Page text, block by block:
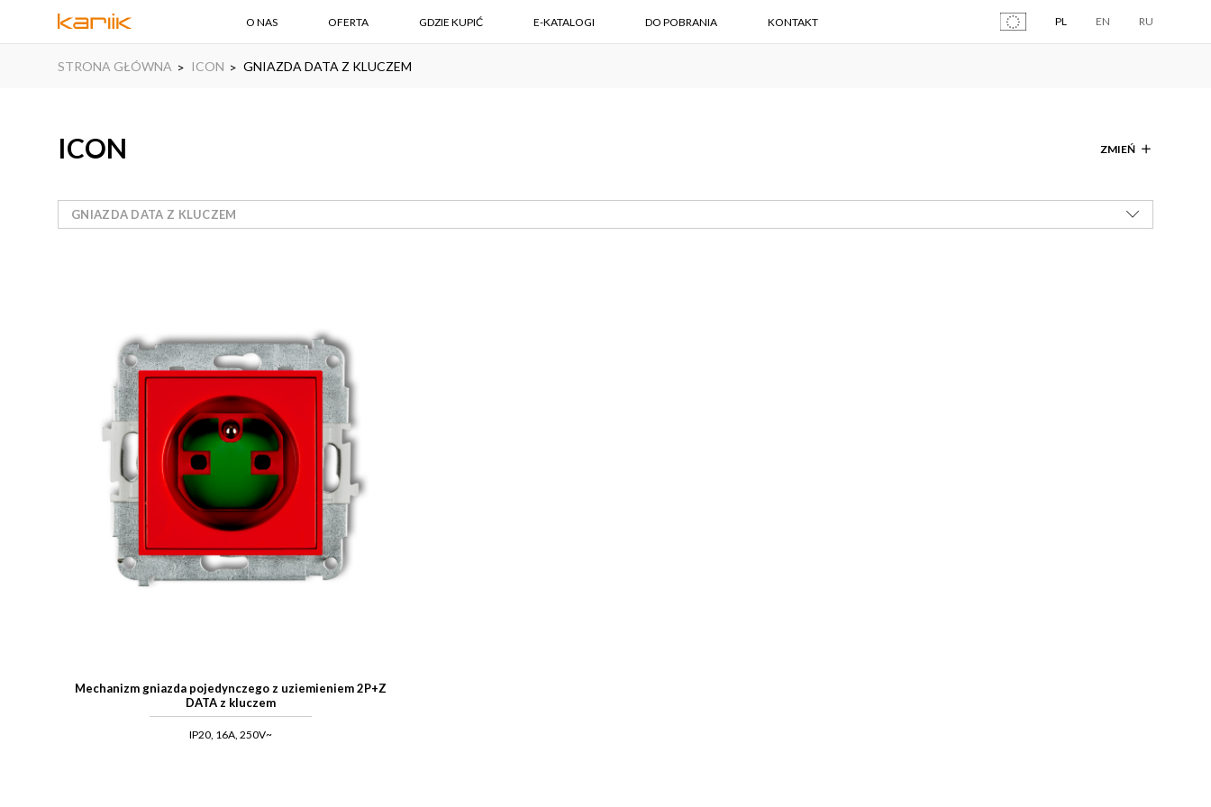
O NAS OFERTA GDZIE KUPIĆ E-KATALOGI DO POBRANIA KONTAKT PL EN RU
STRONA GŁÓWNA ICON GNIAZDA DATA Z KLUCZEM
ICON ZMIEŃ
GNIAZDA DATA Z KLUCZEM
Mechanizm gniazda pojedynczego z uziemieniem 2P+Z
DATA z kluczem
IP20, 16A, 250V~